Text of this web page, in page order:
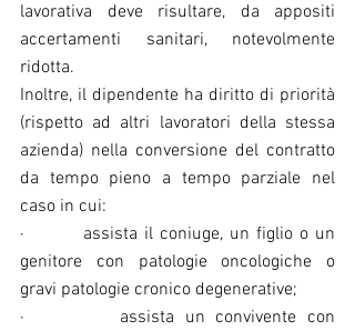
lavorativa deve risultare, da appositi
accertamenti sanitari, notevolmente
ridotta.
Inoltre, il dipendente ha diritto di priorità
(rispetto ad altri lavoratori della stessa
azienda) nella conversione del contratto
da tempo pieno a tempo parziale nel
caso in cui:
·         assista il coniuge, un figlio o un
genitore con patologie oncologiche o
gravi patologie cronico degenerative;
·         assista un convivente con